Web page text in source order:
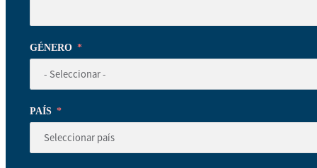
GÉNERO
PAÍS